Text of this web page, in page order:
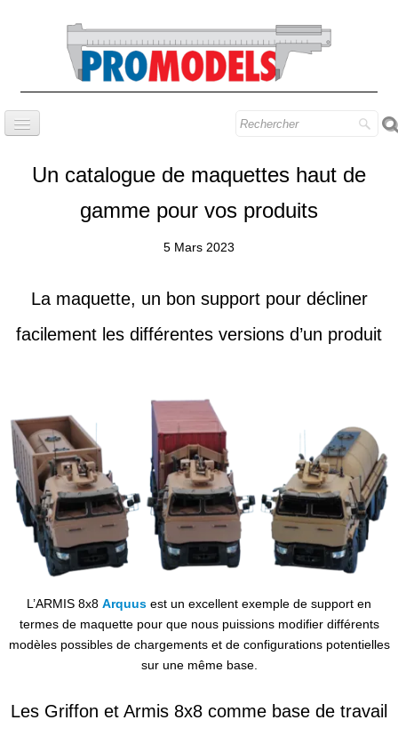
Série Prestige
Contact
Trouver nos modèles
Un catalogue de maquettes haut de
gamme pour vos produits
5 Mars 2023
La maquette, un bon support pour décliner
facilement les différentes versions d’un produit
L’ARMIS 8x8 Arquus est un excellent exemple de support en
termes de maquette pour que nous puissions modifier différents
modèles possibles de chargements et de configurations potentielles
sur une même base.
Les Griffon et Armis 8x8 comme base de travail